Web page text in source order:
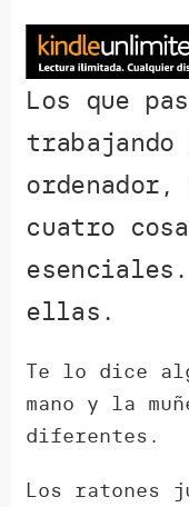
ciencia
ficción
Los que
trabajando
ordenador,
cuatro
ellas.
Te lo dice
mano y la
diferentes.
Los ratones